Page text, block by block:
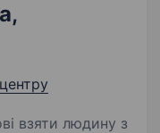
взяти людину з